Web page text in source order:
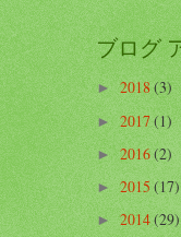
ブログ
►2018(3)
►2017(1)
►2016(2)
►2015(17)
►2014(29)